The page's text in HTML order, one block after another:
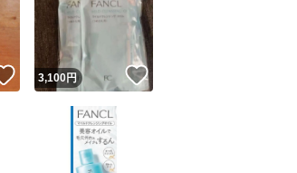
このユーザーは設定した発送日数内に発送しています
いいね！
3,100円